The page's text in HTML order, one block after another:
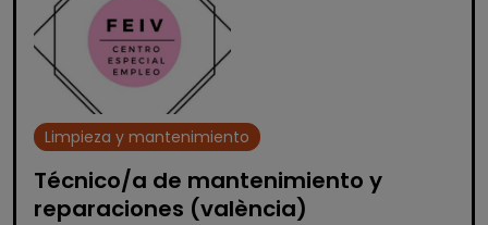
Limpieza y mantenimiento
Técnico/a de mantenimiento y
reparaciones (valència)